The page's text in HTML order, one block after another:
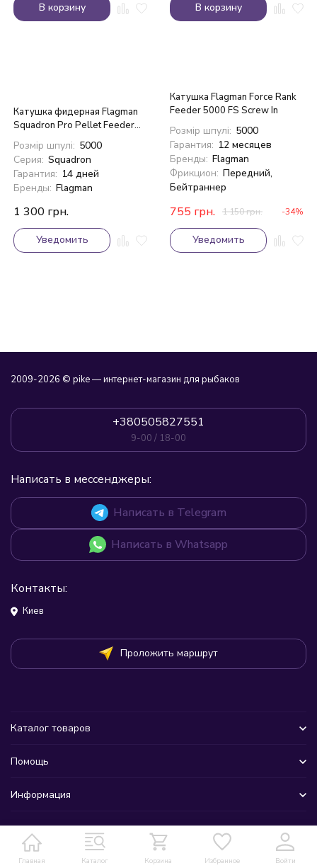
В корзину В корзину
Катушка фидерная Flagman
Squadron Pro Pellet Feeder
5000
Розмір шпулі: 5000
Серия: Squadron
Гарантия: 14 дней
Бренды: Flagman
1 300 грн.
Уведомить
Катушка Flagman Force Rank
Feeder 5000 FS Screw In
Розмір шпулі: 5000
Гарантия: 12 месяцев
Бренды: Flagman
Фрикцион: Передний,
Бейтраннер
755 грн. 1 150грн. -34%
Уведомить
Главная Каталог Корзина Избранное Войти
2009-2026 © pike — интернет-магазин для рыбаков
+380505827551
9-00 / 18-00
Написать в мессенджеры:
Написать в Telegram
Написать в Whatsapp
Контакты:
Киев
Проложить маршрут
Каталог товаров
Помощь
Информация